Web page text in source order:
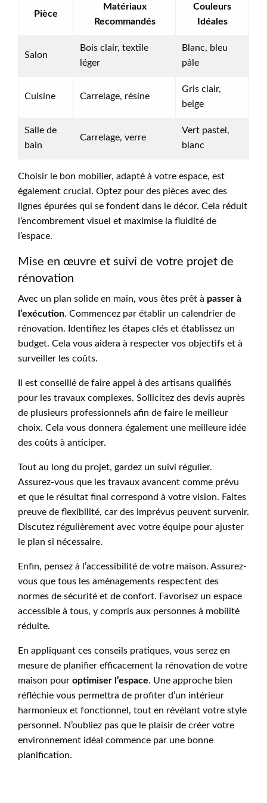
Pièce
Matériaux
Recommandés
Couleurs
Idéales
Salon
Bois clair, textile
léger
Blanc, bleu
pâle
Cuisine Carrelage, résine
Gris clair,
beige
Salle de
bain
Carrelage, verre
Vert pastel,
blanc
Choisir le bon mobilier, adapté à votre espace, est
également crucial. Optez pour des pièces avec des
lignes épurées qui se fondent dans le décor. Cela réduit
l’encombrement visuel et maximise la fluidité de
l’espace.
Mise en œuvre et suivi de votre projet de
rénovation
Avec un plan solide en main, vous êtes prêt à passer à
l’exécution. Commencez par établir un calendrier de
rénovation. Identifiez les étapes clés et établissez un
budget. Cela vous aidera à respecter vos objectifs et à
surveiller les coûts.
Il est conseillé de faire appel à des artisans qualifiés
pour les travaux complexes. Sollicitez des devis auprès
de plusieurs professionnels afin de faire le meilleur
choix. Cela vous donnera également une meilleure idée
des coûts à anticiper.
Tout au long du projet, gardez un suivi régulier.
Assurez-vous que les travaux avancent comme prévu
et que le résultat final correspond à votre vision. Faites
preuve de flexibilité, car des imprévus peuvent survenir.
Discutez régulièrement avec votre équipe pour ajuster
le plan si nécessaire.
Enfin, pensez à l’accessibilité de votre maison. Assurez-
vous que tous les aménagements respectent des
normes de sécurité et de confort. Favorisez un espace
accessible à tous, y compris aux personnes à mobilité
réduite.
En appliquant ces conseils pratiques, vous serez en
mesure de planifier efficacement la rénovation de votre
maison pour optimiser l’espace. Une approche bien
réfléchie vous permettra de profiter d’un intérieur
harmonieux et fonctionnel, tout en révélant votre style
personnel. N’oubliez pas que le plaisir de créer votre
environnement idéal commence par une bonne
planification.